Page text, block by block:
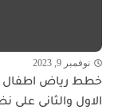
نوفمبر 9, 2023
خطط رياض اطفال
الاول والثانى على